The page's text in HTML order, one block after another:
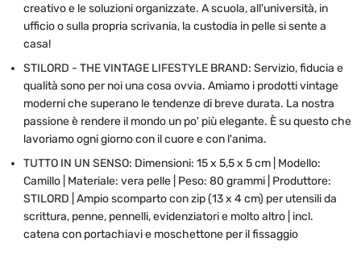
creativo e le soluzioni organizzate. A scuola, all'università, in
ufficio o sulla propria scrivania, la custodia in pelle si sente a
casa!
STILORD - THE VINTAGE LIFESTYLE BRAND: Servizio, fiducia e
qualità sono per noi una cosa ovvia. Amiamo i prodotti vintage
moderni che superano le tendenze di breve durata. La nostra
passione è rendere il mondo un po' più elegante. È su questo che
lavoriamo ogni giorno con il cuore e con l'anima.
TUTTO IN UN SENSO: Dimensioni: 15 x 5,5 x 5 cm | Modello:
Camillo | Materiale: vera pelle | Peso: 80 grammi | Produttore:
STILORD | Ampio scomparto con zip (13 x 4 cm) per utensili da
scrittura, penne, pennelli, evidenziatori e molto altro | incl.
catena con portachiavi e moschettone per il fissaggio